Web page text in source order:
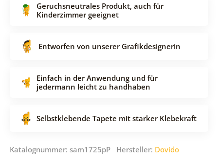
Geruchsneutrales Produkt, auch für
Kinderzimmer geeignet
Entworfen von unserer Grafikdesignerin
Einfach in der Anwendung und für
jedermann leicht zu handhaben
Selbstklebende Tapete mit starker Klebekraft
Katalognummer: sam1725pP Hersteller: Dovido